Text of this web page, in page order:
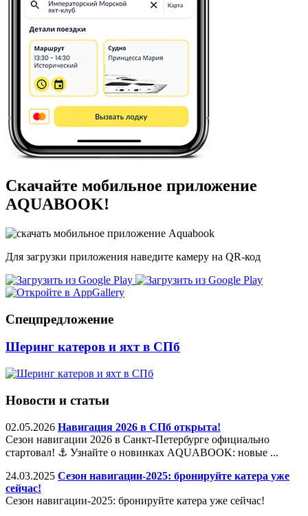
Скачайте мобильное приложение
AQUABOOK!
Для загрузки приложения наведите камеру на QR-код
Спецпредложение
Шеринг катеров и яхт в СПб
Новости и статьи
02.05.2026 Навигация 2026 в СПб открыта!
Сезон навигации 2026 в Санкт-Петербурге официально
стартовал! ⚓️ Узнайте о новинках AQUABOOK: новые ...
24.03.2025 Сезон навигации-2025: бронируйте катера уже
сейчас!
Сезон навигации-2025: бронируйте катера уже сейчас!